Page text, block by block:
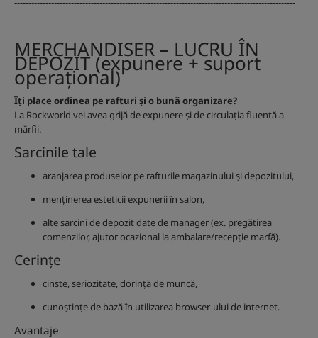
MERCHANDISER – LUCRU ÎN
DEPOZIT (expunere + suport
operațional)
Îți place ordinea pe rafturi și o bună organizare?
La Rockworld vei avea grijă de expunere și de circulația fluentă a
mărfii.
Sarcinile tale
aranjarea produselor pe rafturile magazinului și depozitului,
menținerea esteticii expunerii în salon,
alte sarcini de depozit date de manager (ex. pregătirea
comenzilor, ajutor ocazional la ambalare/recepție marfă).
Cerințe
cinste, seriozitate, dorință de muncă,
cunoștințe de bază în utilizarea browser-ului de internet.
Avantaje